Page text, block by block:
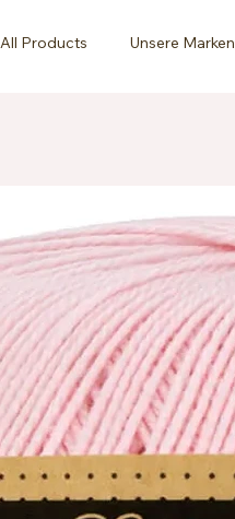
All Products Unsere Marken